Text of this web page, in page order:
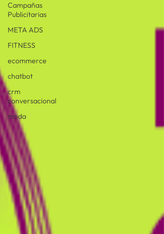
Campañas
Publicitarias
META ADS
FITNESS
ecommerce
chatbot
crm
conversacional
moda